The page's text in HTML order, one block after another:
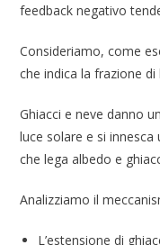
feedback negativo
Consideriamo, come
che indica la frazione
Ghiacci e neve danno
luce solare e si
che lega albedo e
Analizziamo il
L’estensione di